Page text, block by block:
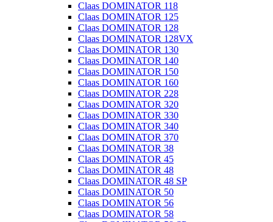
Claas DOMINATOR 118
Claas DOMINATOR 125
Claas DOMINATOR 128
Claas DOMINATOR 128VX
Claas DOMINATOR 130
Claas DOMINATOR 140
Claas DOMINATOR 150
Claas DOMINATOR 160
Claas DOMINATOR 228
Claas DOMINATOR 320
Claas DOMINATOR 330
Claas DOMINATOR 340
Claas DOMINATOR 370
Claas DOMINATOR 38
Claas DOMINATOR 45
Claas DOMINATOR 48
Claas DOMINATOR 48 SP
Claas DOMINATOR 50
Claas DOMINATOR 56
Claas DOMINATOR 58